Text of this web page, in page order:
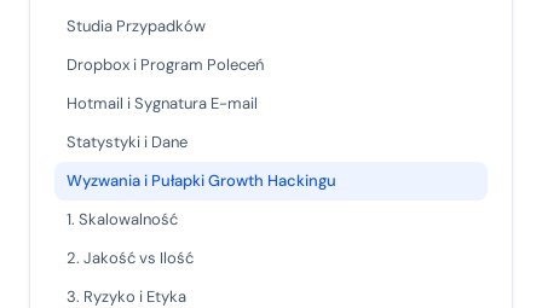
Studia Przypadków
Dropbox i Program Poleceń
Hotmail i Sygnatura E-mail
Statystyki i Dane
Wyzwania i Pułapki Growth Hackingu
1. Skalowalność
2. Jakość vs Ilość
3. Ryzyko i Etyka